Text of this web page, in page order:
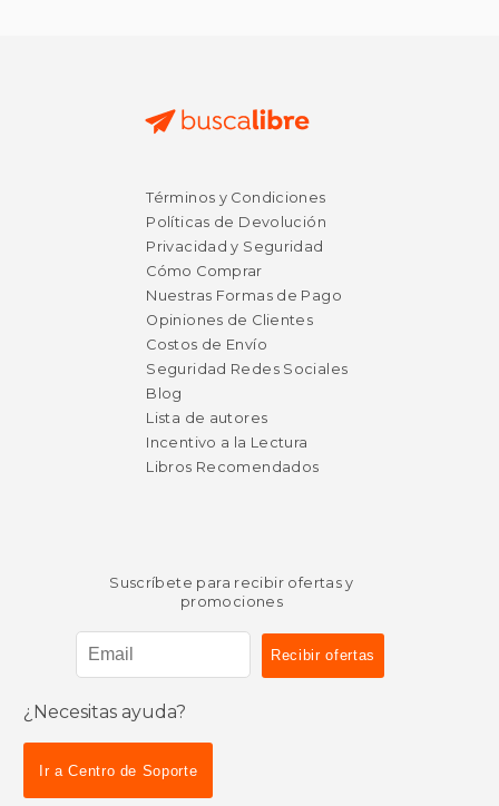
Términos y Condiciones
Políticas de Devolución
Privacidad y Seguridad
Cómo Comprar
Nuestras Formas de Pago
Opiniones de Clientes
Costos de Envío
Seguridad Redes Sociales
Blog
Lista de autores
Incentivo a la Lectura
Libros Recomendados
Suscríbete para recibir ofertas y
promociones
¿Necesitas ayuda?
Ir a Centro de Soporte